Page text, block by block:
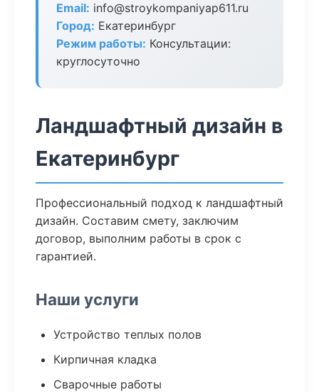
Email: info@stroykompaniyap611.ru
Город: Екатеринбург
Режим работы: Консультации:
круглосуточно
Ландшафтный дизайн в
Екатеринбург
Профессиональный подход к ландшафтный
дизайн. Составим смету, заключим
договор, выполним работы в срок с
гарантией.
Наши услуги
Устройство теплых полов
Кирпичная кладка
Сварочные работы